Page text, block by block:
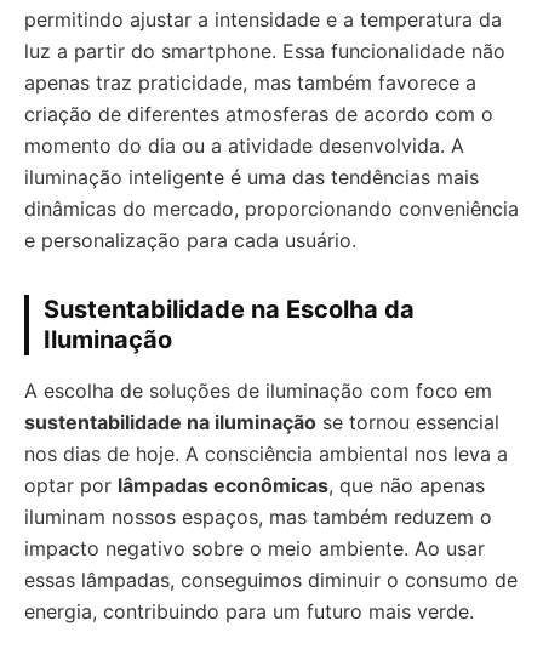
permitindo ajustar a intensidade e a temperatura da
luz a partir do smartphone. Essa funcionalidade não
apenas traz praticidade, mas também favorece a
criação de diferentes atmosferas de acordo com o
momento do dia ou a atividade desenvolvida. A
iluminação inteligente é uma das tendências mais
dinâmicas do mercado, proporcionando conveniência
e personalização para cada usuário.
Sustentabilidade na Escolha da
Iluminação
A escolha de soluções de iluminação com foco em
sustentabilidade na iluminação se tornou essencial
nos dias de hoje. A consciência ambiental nos leva a
optar por lâmpadas econômicas, que não apenas
iluminam nossos espaços, mas também reduzem o
impacto negativo sobre o meio ambiente. Ao usar
essas lâmpadas, conseguimos diminuir o consumo de
energia, contribuindo para um futuro mais verde.